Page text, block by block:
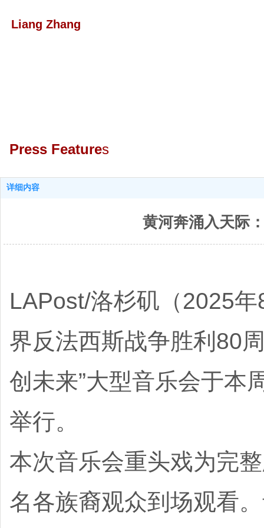
Liang Zhang
Press Features
详细内容
黄河奔涌入天际
LAPost/洛杉矶（2025
界反法西斯战争胜利80
创未来”大型音乐会于本
举行。
本次音乐会重头戏为完
名各族裔观众到场观看